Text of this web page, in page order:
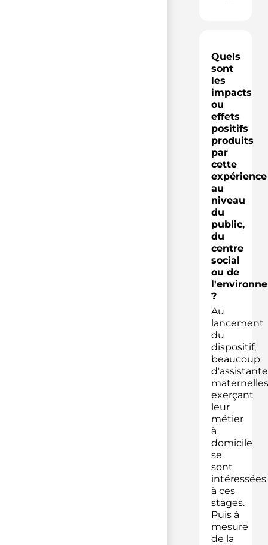
Quels
sont
les
impacts
ou
effets
positifs
produits
par
cette
expérience
au
niveau
du
public,
du
centre
social
ou de
?
Au
lancement
du
dispositif,
beaucoup
maternelles
exerçant
leur
métier
à
domicile
se
sont
intéressées
à ces
stages.
Puis à
mesure
de la